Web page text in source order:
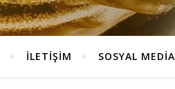
İLETİŞİM SOSYAL MEDİA